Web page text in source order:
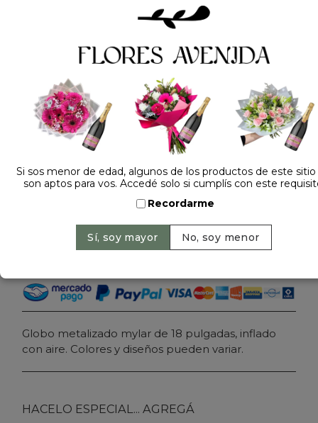
Dejá tu opinión
GLOBO METALIZADO FELIZ DIA CON AIRE 18
PULGADAS
$ 15.000 20% OFF
Globo metalizado mylar de 18 pulgadas, inflado
con aire. Colores y diseños pueden variar.
HACELO ESPECIAL... AGREGÁ
Si sos menor de edad, algunos de los productos de este
son aptos para vos. Accedé solo si cumplís con este
Recordarme